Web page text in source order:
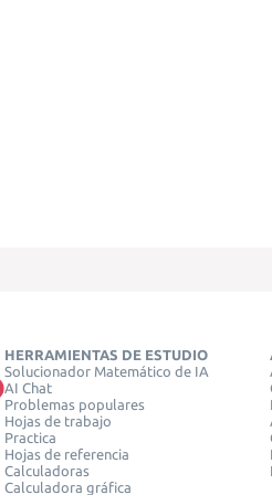
HERRAMIENTAS DE ESTUDIO
Solucionador Matemático de IA
AI Chat
Problemas populares
Hojas de trabajo
Practica
Hojas de referencia
Calculadoras
Calculadora gráfica